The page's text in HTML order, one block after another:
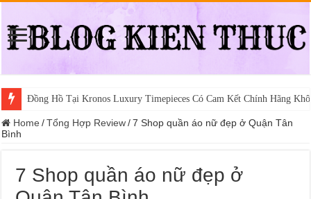
Đồng Hồ Tại Kronos Luxury Timepieces Có Cam Kết Chính Hãng
Home / Tổng Hợp Review / 7 Shop quần áo nữ đẹp ở Quận Tân
Bình
7 Shop quần áo nữ đẹp ở